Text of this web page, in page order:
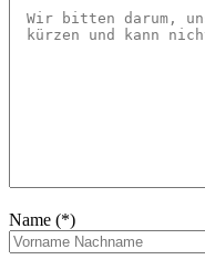
Name (*)